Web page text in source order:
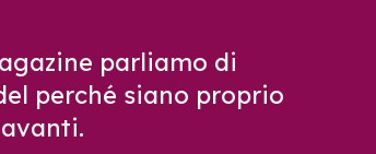
parliamo di
perché siano proprio